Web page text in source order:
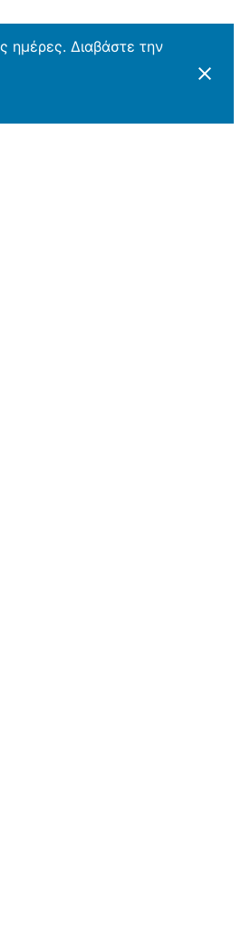
ημέρες. Διαβάστε την